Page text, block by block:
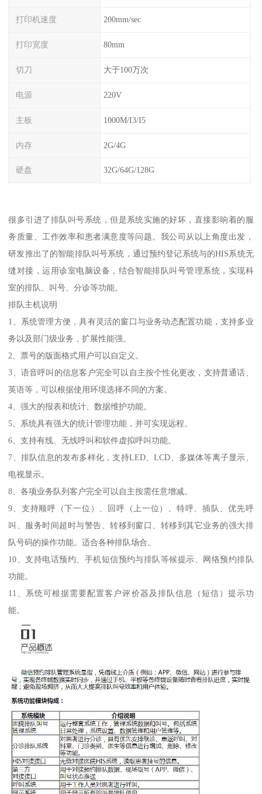
打印机速度 200mm/sec
打印宽度 80mm
切刀 大于100万次
电源 220V
主板 1000M/I3/I5
内存 2G/4G
硬盘 32G/64G/128G
很多引进了排队叫号系统，但是系统实施的好坏，直接影响着的服
务质量、工作效率和患者满意度等问题。我公司从以上角度出发，
研发推出了的智能排队叫号系统，通过预约登记系统与的HIS系统无
缝对接，运用诊室电脑设备，结合智能排队叫号管理系统，实现科
室的排队、叫号、分诊等功能。
排队主机说明
1、系统管理方便，具有灵活的窗口与业务动态配置功能，支持多业
务以及部门级业务，扩展性能强。
2、票号的版面格式用户可以自定义。
3、语音呼叫的信息客户完全可以自主按个性化更改，支持普通话、
英语等，可以根据使用环境选择不同的方案。
4、强大的报表和统计、数据维护功能。
5、系统具有强大的统计管理功能，并可实现远程。
6、支持有线、无线呼叫和软件虚拟呼叫功能。
7、排队信息的发布多样化，支持LED、LCD、多媒体等离子显示、
电视显示。
8、各项业务队列客户完全可以自主按需任意增减。
9、支持顺呼（下一位）、回呼（上一位）、特呼、插队、优先呼
叫、服务时间超时与警告、转移到窗口、转移到其它业务的强大排
队号码的操作功能。适合各种排队场合。
10、支持电话预约、手机短信预约与排队等候提示、网络预约排队
功能。
11、系统可根据需要配置客户评价器及排队信息（短信）提示功
能。